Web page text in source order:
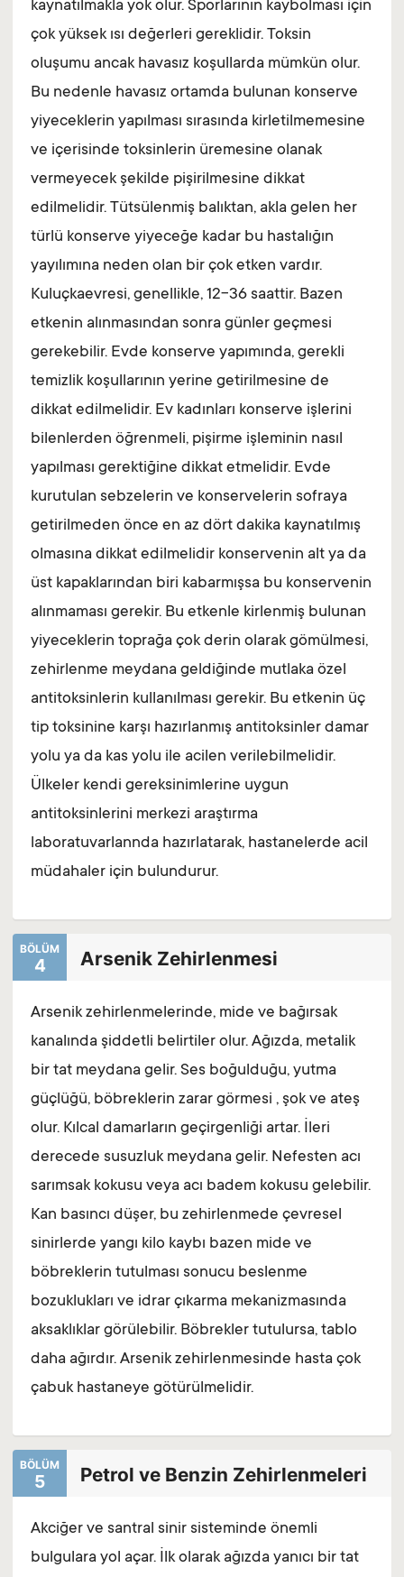
kaynatılmakla yok olur. Sporlarının kaybolması için
çok yüksek ısı değerleri gereklidir. Toksin
oluşumu ancak havasız koşullarda mümkün olur.
Bu nedenle havasız ortamda bulunan konserve
yiyeceklerin yapılması sırasında kirletilmemesine
ve içerisinde toksinlerin üremesine olanak
vermeyecek şekilde pişirilmesine dikkat
edilmelidir. Tütsülenmiş balıktan, akla gelen her
türlü konserve yiyeceğe kadar bu hastalığın
yayılımına neden olan bir çok etken vardır.
Kuluçkaevresi, genellikle, 12-36 saattir. Bazen
etkenin alınmasından sonra günler geçmesi
gerekebilir. Evde konserve yapımında, gerekli
temizlik koşullarının yerine getirilmesine de
dikkat edilmelidir. Ev kadınları konserve işlerini
bilenlerden öğrenmeli, pişirme işleminin nasıl
yapılması gerektiğine dikkat etmelidir. Evde
kurutulan sebzelerin ve konservelerin sofraya
getirilmeden önce en az dört dakika kaynatılmış
olmasına dikkat edilmelidir konservenin alt ya da
üst kapaklarından biri kabarmışsa bu konservenin
alınmaması gerekir. Bu etkenle kirlenmiş bulunan
yiyeceklerin toprağa çok derin olarak gömülmesi,
zehirlenme meydana geldiğinde mutlaka özel
antitoksinlerin kullanılması gerekir. Bu etkenin üç
tip toksinine karşı hazırlanmış antitoksinler damar
yolu ya da kas yolu ile acilen verilebilmelidir.
Ülkeler kendi gereksinimlerine uygun
antitoksinlerini merkezi araştırma
laboratuvarlannda hazırlatarak, hastanelerde acil
müdahaler için bulundurur.
BÖLÜM
4 Arsenik Zehirlenmesi
Arsenik zehirlenmelerinde, mide ve bağırsak
kanalında şiddetli belirtiler olur. Ağızda, metalik
bir tat meydana gelir. Ses boğulduğu, yutma
güçlüğü, böbreklerin zarar görmesi , şok ve ateş
olur. Kılcal damarların geçirgenliği artar. İleri
derecede susuzluk meydana gelir. Nefesten acı
sarımsak kokusu veya acı badem kokusu gelebilir.
Kan basıncı düşer, bu zehirlenmede çevresel
sinirlerde yangı kilo kaybı bazen mide ve
böbreklerin tutulması sonucu beslenme
bozuklukları ve idrar çıkarma mekanizmasında
aksaklıklar görülebilir. Böbrekler tutulursa, tablo
daha ağırdır. Arsenik zehirlenmesinde hasta çok
çabuk hastaneye götürülmelidir.
BÖLÜM
5 Petrol ve Benzin Zehirlenmeleri
Akciğer ve santral sinir sisteminde önemli
bulgulara yol açar. İlk olarak ağızda yanıcı bir tat